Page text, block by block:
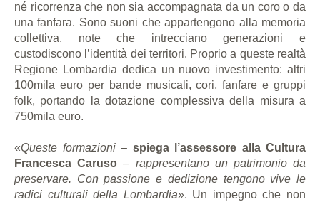
né ricorrenza che non sia accompagnata da un coro o da
una fanfara. Sono suoni che appartengono alla memoria
collettiva, note che intrecciano generazioni e
custodiscono l’identità dei territori. Proprio a queste realtà
Regione Lombardia dedica un nuovo investimento: altri
100mila euro per bande musicali, cori, fanfare e gruppi
folk, portando la dotazione complessiva della misura a
750mila euro.
«Queste formazioni– spiega l’assessore alla Cultura
Francesca Caruso – rappresentano un patrimonio da
preservare. Con passione e dedizione tengono vive le
radici culturali della Lombardia». Un impegno che non